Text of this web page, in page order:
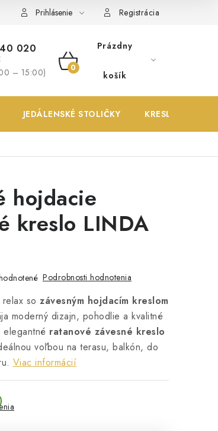
Prihlásenie Registrácia
020
– 15:00)
NÁKUPNÝ
Prázdny
košík
JEDÁLENSKÉ STOLIČKY KRESLÁ
hojdacie
kreslo LINDA
Podrobnosti hodnotenia
so závesným hojdacím kreslom
moderný dizajn, pohodlie a kvalitné
elegantné ratanové závesné kreslo
voľbou na terasu, balkón, do
Viac informácií